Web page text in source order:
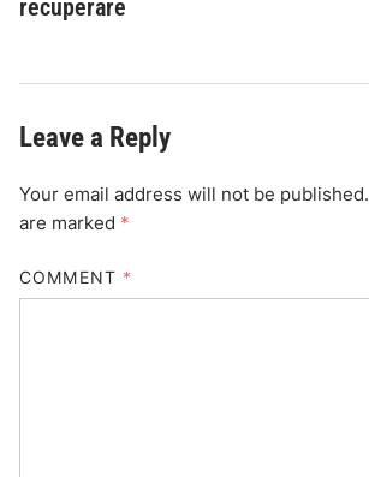
recuperare
Leave a Reply
Your email address will not be published.
are marked *
COMMENT *